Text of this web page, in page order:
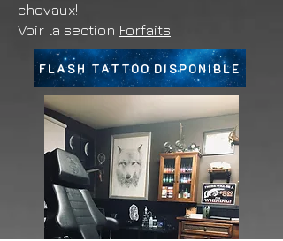
chevaux!
Voir la section Forfaits!
FLASH TATTOO DISPONIBLE